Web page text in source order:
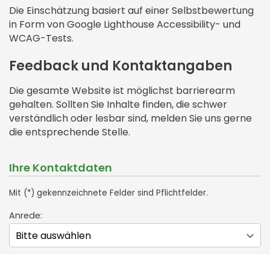
Die Einschätzung basiert auf einer Selbstbewertung
in Form von Google Lighthouse Accessibility- und
WCAG-Tests.
Feedback und Kontaktangaben
Die gesamte Website ist möglichst barrierearm
gehalten. Sollten Sie Inhalte finden, die schwer
verständlich oder lesbar sind, melden Sie uns gerne
die entsprechende Stelle.
Ihre Kontaktdaten
Mit (*) gekennzeichnete Felder sind Pflichtfelder.
Anrede: